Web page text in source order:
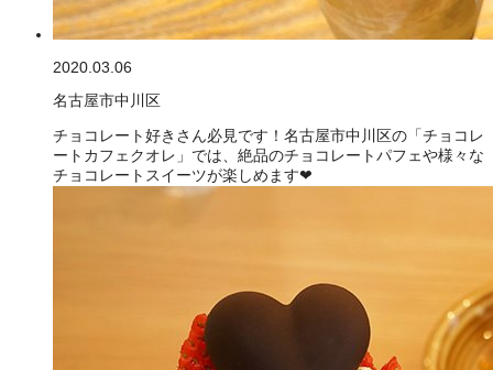
2020.03.06
名古屋市中川区
チョコレート好きさん必見です！名古屋市中川区の「チョコレ
ートカフェクオレ」では、絶品のチョコレートパフェや様々な
チョコレートスイーツが楽しめます❤